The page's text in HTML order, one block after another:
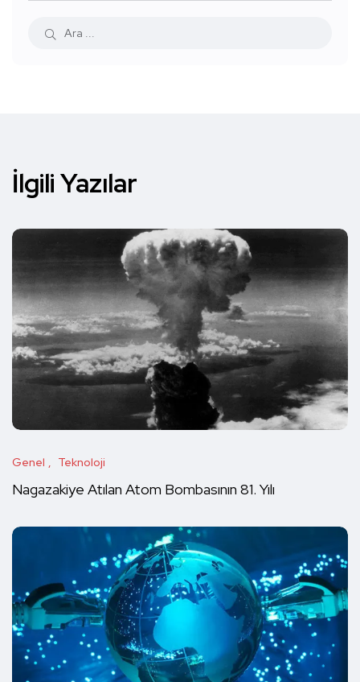
İlgili Yazılar
Genel Teknoloji
Nagazakiye Atılan Atom Bombasının 81. Yılı